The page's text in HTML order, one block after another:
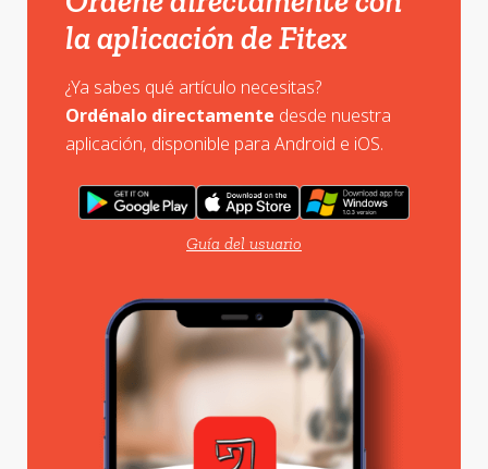
la aplicación de Fitex
¿Ya sabes qué artículo necesitas?
Ordénalo directamente desde nuestra
aplicación, disponible para Android e iOS.
Guía del usuario